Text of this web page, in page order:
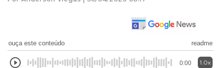
ouça este conteúdo readme
0:00 1.0x